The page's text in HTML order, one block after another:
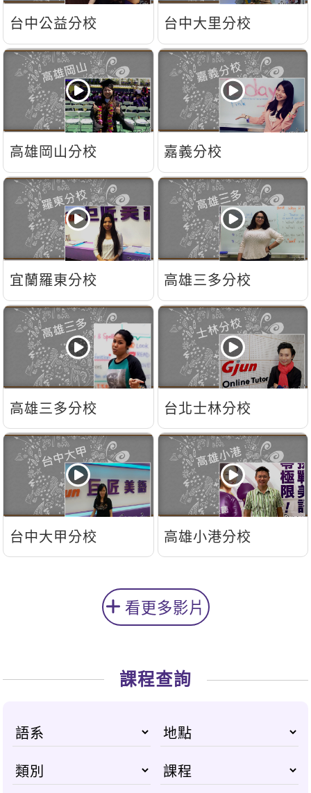
台中公益分校 台中大里分校
高雄岡山分校 嘉義分校
宜蘭羅東分校 高雄三多分校
高雄三多分校 台北士林分校
台中大甲分校 高雄小港分校
看更多影片
課程查詢